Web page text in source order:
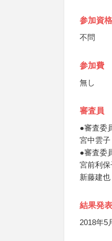
参加資格
不問
参加費
無し
審査員
●審査委
宮中雲子
●審査委
宮前利保
新藤建也
結果発表
2018年5